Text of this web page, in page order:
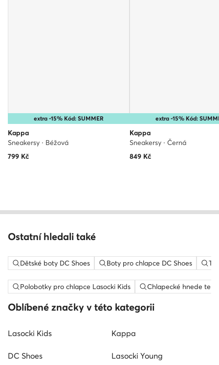
extra -15% Kód: SUMMER
Kappa
Sneakersy · Béžová
799 Kč
extra -15% Kód:
Kappa
Sneakersy · Černá
849Kč
Ostatní hledali také
Dětské boty DC Shoes Boty pro chlapce DC Shoes
Polobotky pro chlapce Lasocki Kids Chlapecké hnede
Oblíbené značky v této kategorii
Lasocki Kids Kappa
DC Shoes Lasocki Young